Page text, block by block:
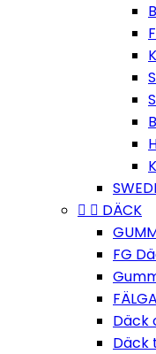
  DÄCK
FG
Däck
Däck